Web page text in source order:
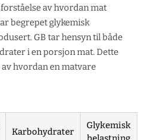
av hvordan mat
begrepet glykemisk
GB tar hensyn til både
i en porsjon mat. Dette
hvordan en matvare
Karbohydrater
Glykemisk